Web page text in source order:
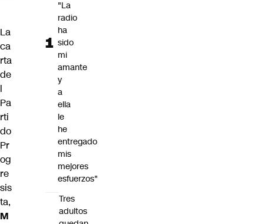
La
ca
rta
de
l
Pa
rti
do
Pr
og
re
sis
ta,
M
"La
radio
ha
sido
mi
amante
y
a
ella
le
he
entregado
mis
mejores
esfuerzos"
Tres
adultos